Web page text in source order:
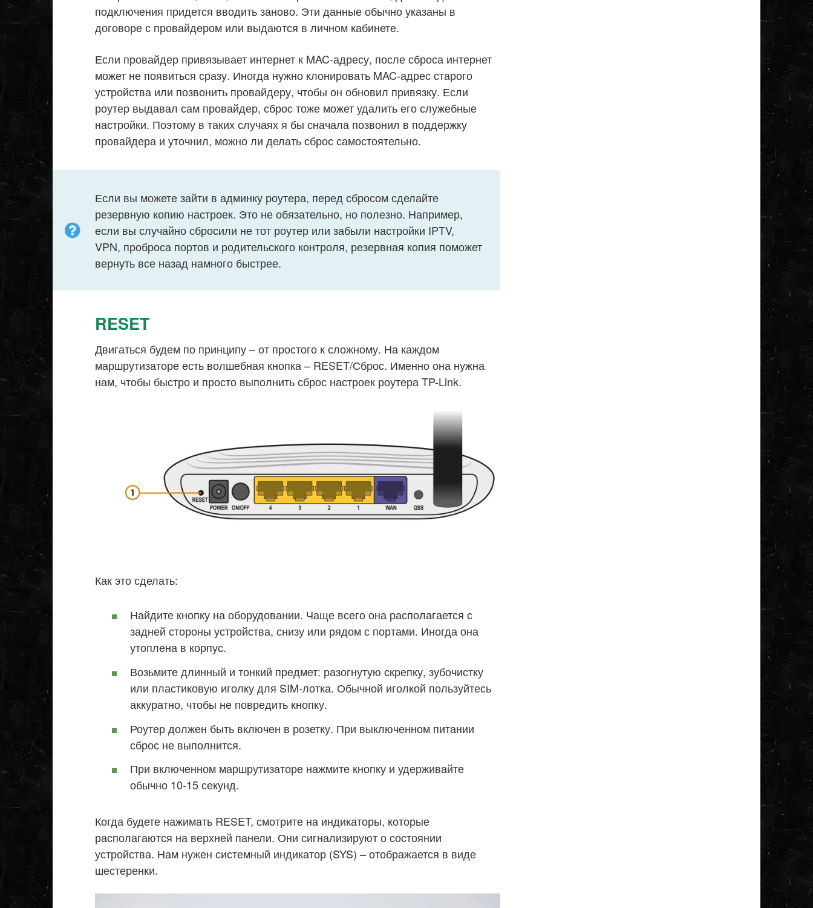
подключения придется вводить заново. Эти данные обычно указаны в
договоре с провайдером или выдаются в личном кабинете.
Если провайдер привязывает интернет к MAC-адресу, после сброса интернет
может не появиться сразу. Иногда нужно клонировать MAC-адрес старого
устройства или позвонить провайдеру, чтобы он обновил привязку. Если
роутер выдавал сам провайдер, сброс тоже может удалить его служебные
настройки. Поэтому в таких случаях я бы сначала позвонил в поддержку
провайдера и уточнил, можно ли делать сброс самостоятельно.
Если вы можете зайти в админку роутера, перед сбросом сделайте
резервную копию настроек. Это не обязательно, но полезно. Например,
если вы случайно сбросили не тот роутер или забыли настройки IPTV,
VPN, проброса портов и родительского контроля, резервная копия поможет
вернуть все назад намного быстрее.
RESET
Двигаться будем по принципу – от простого к сложному. На каждом
маршрутизаторе есть волшебная кнопка – RESET/Сброс. Именно она нужна
нам, чтобы быстро и просто выполнить сброс настроек роутера TP-Link.
Как это сделать:
Найдите кнопку на оборудовании. Чаще всего она располагается с
задней стороны устройства, снизу или рядом с портами. Иногда она
утоплена в корпус.
Возьмите длинный и тонкий предмет: разогнутую скрепку, зубочистку
или пластиковую иголку для SIM-лотка. Обычной иголкой пользуйтесь
аккуратно, чтобы не повредить кнопку.
Роутер должен быть включен в розетку. При выключенном питании
сброс не выполнится.
При включенном маршрутизаторе нажмите кнопку и удерживайте
обычно 10-15 секунд.
Когда будете нажимать RESET, смотрите на индикаторы, которые
располагаются на верхней панели. Они сигнализируют о состоянии
устройства. Нам нужен системный индикатор (SYS) – отображается в виде
шестеренки.